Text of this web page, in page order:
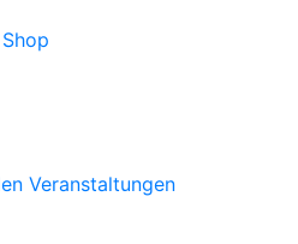
Veranstaltungen